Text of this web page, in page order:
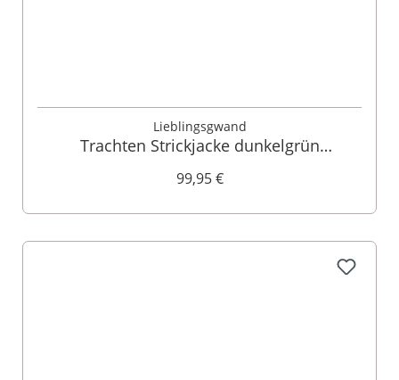
Lieblingsgwand
Trachten Strickjacke dunkelgrün
99,95 €